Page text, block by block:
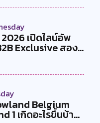
เปิดไลน์อัพ
Exclusive สอง
Belgium
1 เกิดอะไรขึ้นบ้าง